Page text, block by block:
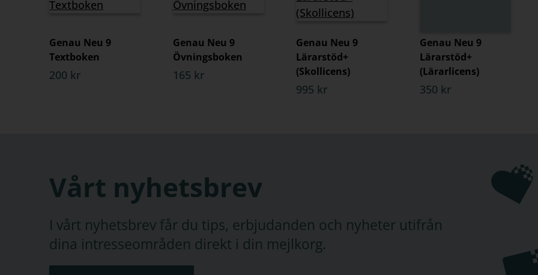
Genau Neu 9
Textboken
200 kr
Genau Neu 9
Övningsboken
165 kr
Genau Neu 9
Lärarstöd+
(Skollicens)
995 kr
Genau Neu 9
Lärarstöd+
(Lärarlicens)
350 kr
Vårt nyhetsbrev
I vårt nyhetsbrev får du tips, erbjudanden och nyheter utifrån
dina intresseområden direkt i din mejlkorg.